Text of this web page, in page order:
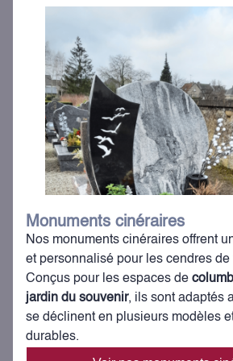
Monuments cinéraires
Nos monuments cinéraires offrent
et personnalisé pour les cendres de
Conçus pour les espaces de
jardin du souvenir, ils sont adaptés
se déclinent en plusieurs modèles
durables.